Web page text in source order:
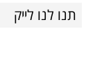
תנו לנו לייק